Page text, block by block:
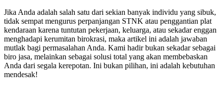
Jika Anda adalah salah satu dari sekian banyak individu yang sibuk,
tidak sempat mengurus perpanjangan STNK atau penggantian plat
kendaraan karena tuntutan pekerjaan, keluarga, atau sekadar enggan
menghadapi kerumitan birokrasi, maka artikel ini adalah jawaban
mutlak bagi permasalahan Anda. Kami hadir bukan sekadar sebagai
biro jasa, melainkan sebagai solusi total yang akan membebaskan
Anda dari segala kerepotan. Ini bukan pilihan, ini adalah kebutuhan
mendesak!